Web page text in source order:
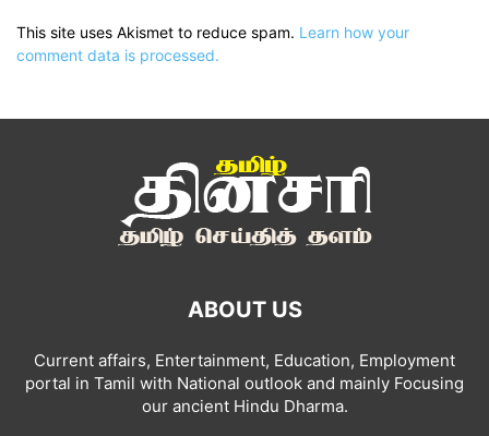
This site uses Akismet to reduce spam. Learn how your
comment data is processed.
ABOUT US
Current affairs, Entertainment, Education, Employment
portal in Tamil with National outlook and mainly Focusing
our ancient Hindu Dharma.